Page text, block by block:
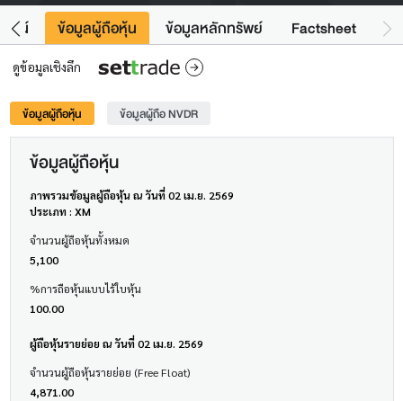
ยชน์ ข้อมูลผู้ถือหุ้น ข้อมูลหลักทรัพย์ Factsheet
ดูข้อมูลเชิงลึก
ข้อมูลผู้ถือหุ้น ข้อมูลผู้ถือ NVDR
ข้อมูลผู้ถือหุ้น
ภาพรวมข้อมูลผู้ถือหุ้น ณ วันที่ 02 เม.ย. 2569
ประเภท : XM
จำนวนผู้ถือหุ้นทั้งหมด
5,100
%การถือหุ้นแบบไร้ใบหุ้น
100.00
ผู้ถือหุ้นรายย่อย ณ วันที่ 02 เม.ย. 2569
จำนวนผู้ถือหุ้นรายย่อย (Free Float)
4,871.00